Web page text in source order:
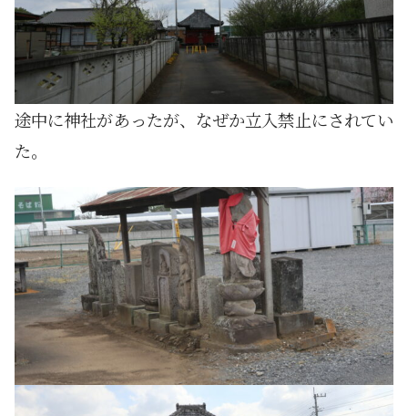
途中に神社があったが、なぜか立入禁止にされてい
た。